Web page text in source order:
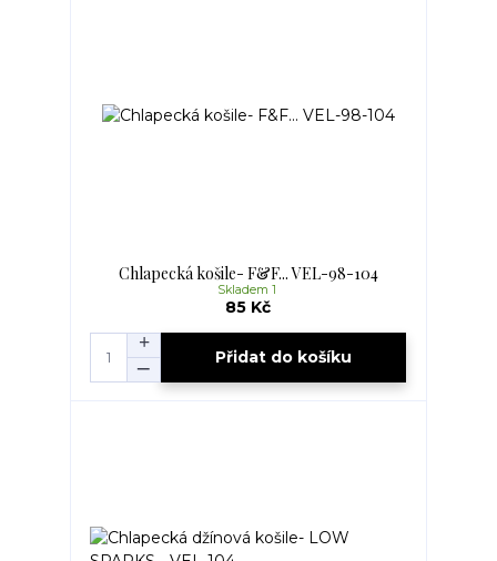
Chlapecká košile- F&F... VEL-98-104
85 Kč
Skladem 1
Přidat do košíku